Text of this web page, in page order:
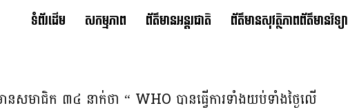
ទំព័រដើម សកម្មភាព ព័ត៌មានអន្តរជាតិ ព័ត៌មានសុវត្ថិភាពព័ត៌មានវិទ្យា
ន​សមាជិក ៣៤ នាក់​ថា “ WHO បានធ្វើការ​ទាំងយប់​ទាំង​ថ្ងៃ​លើ​